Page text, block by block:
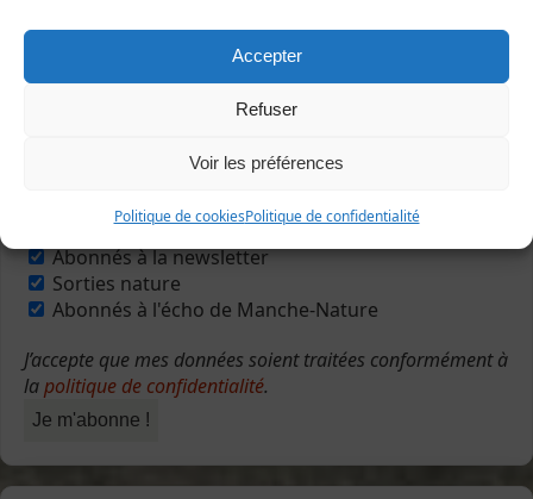
Accepter
Refuser
Voir les préférences
Politique de cookiesPolitique de confidentialité
Sélectionner une ou plusieurs listes :
Abonnés à la newsletter
Sorties nature
Abonnés à l'écho de Manche-Nature
J’accepte que mes données soient traitées conformément à
lapolitique de confidentialité.